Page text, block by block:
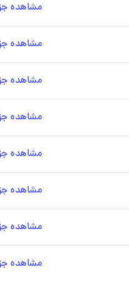
مشاهده
مشاهده
مشاهده
مشاهده
مشاهده
مشاهده
مشاهده
مشاهده